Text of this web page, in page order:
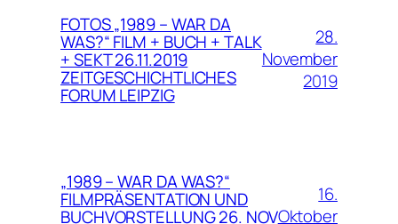
FOTOS „1989 – WAR DA
WAS?“ FILM + BUCH + TALK
+ SEKT 26.11.2019
ZEITGESCHICHTLICHES
FORUM LEIPZIG
28.
November
2019
„1989 – WAR DA WAS?“
FILMPRÄSENTATION UND
BUCHVORSTELLUNG 26. NOV
16.
Oktober